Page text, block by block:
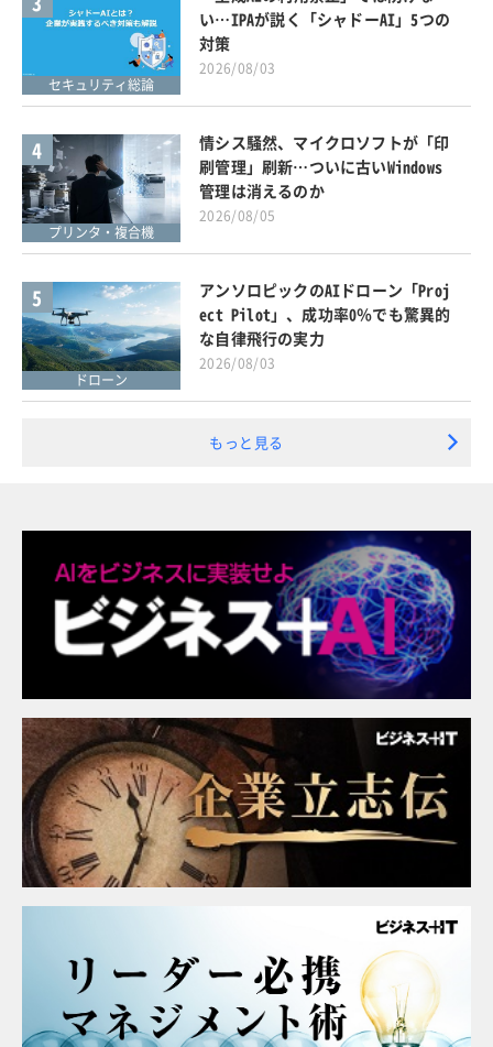
セキュリティ総論
い…IPAが説く「シャドーAI」5つの
対策
2026/08/03
4
プリンタ・複合機
情シス騒然、マイクロソフトが「印
刷管理」刷新…ついに古いWindows
管理は消えるのか
2026/08/05
5
ドローン
アンソロピックのAIドローン「Proj
ect Pilot」、成功率0％でも驚異的
な自律飛行の実力
2026/08/03
もっと見る